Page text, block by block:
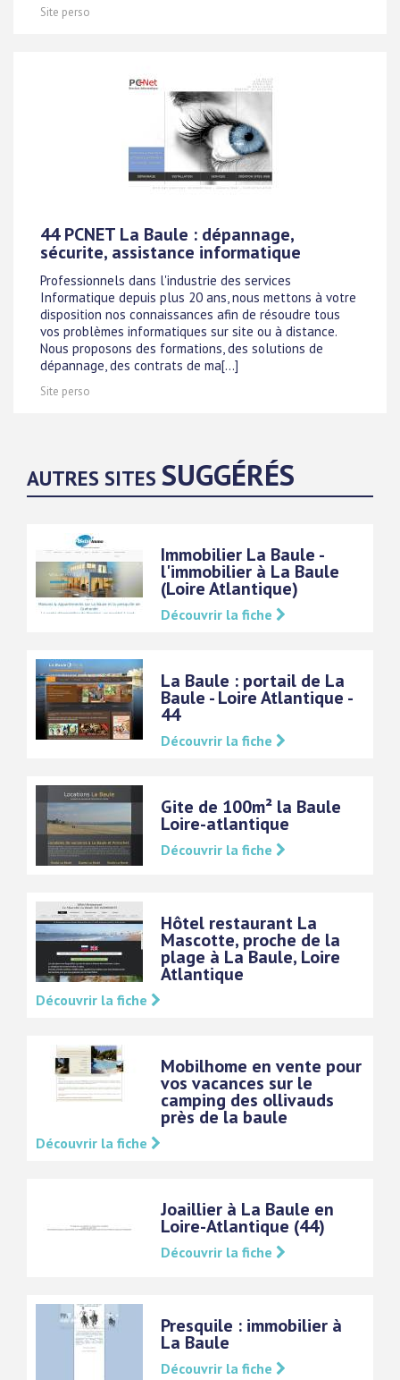
Site perso
44 PCNET La Baule : dépannage,
sécurite, assistance informatique
Professionnels dans l'industrie des services
Informatique depuis plus 20 ans, nous mettons à votre
disposition nos connaissances afin de résoudre tous
vos problèmes informatiques sur site ou à distance.
Nous proposons des formations, des solutions de
dépannage, des contrats de ma[...]
Site perso
AUTRES SITES SUGGÉRÉS
Immobilier La Baule -
l'immobilier à La Baule
(Loire Atlantique)
Découvrir la fiche
La Baule : portail de La
Baule - Loire Atlantique -
44
Découvrir la fiche
Gite de 100m² la Baule
Loire-atlantique
Découvrir la fiche
Hôtel restaurant La
Mascotte, proche de la
plage à La Baule, Loire
Atlantique
Découvrir la fiche
Mobilhome en vente pour
vos vacances sur le
camping des ollivauds
près de la baule
Découvrir la fiche
Joaillier à La Baule en
Loire-Atlantique (44)
Découvrir la fiche
Presquile : immobilier à
La Baule
Découvrir la fiche